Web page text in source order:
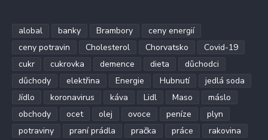
alobal banky Brambory
ceny energií
ceny potravin
Cholesterol Chorvatsko
Covid-19
cukr
cukrovka demence dieta
důchodci
důchody
elektřina Energie Hubnutí
jedlá soda
Jídlo
koronavirus káva Lidl Maso
máslo
obchody
ocet olej ovoce peníze
plyn
potraviny
praní prádla pračka práce
rakovina